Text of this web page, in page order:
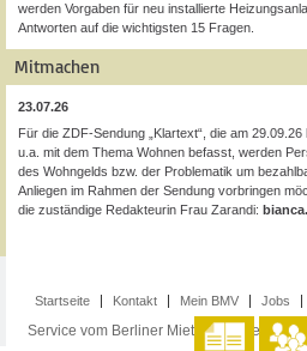
werden Vorgaben für neu installierte
Antworten auf die wichtigsten 15 Fragen.
Mitmachen
23.07.26
Für die ZDF-Sendung „Klartext“, die am
u.a. mit dem Thema Wohnen befasst, werden
des Wohngelds bzw. der Problematik um
Anliegen im Rahmen der Sendung vorbringen
die zuständige Redakteurin Frau Zarandi:
Startseite Kontakt Mein BMV Jobs
Service vom Berliner Mieterverein e.V. ·